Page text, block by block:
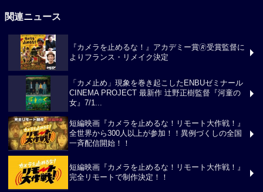
関連ニュース
『カメラを止めるな！』アカデミー賞🄬受賞監督に
よりフランス・リメイク決定
「カメ止め」現象を巻き起こしたENBUゼミナール
CINEMA PROJECT 最新作 辻野正樹監督『河童の
女』7/1...
短編映画『カメラを止めるな！リモート大作戦！』
全世界から300人以上が参加！！異例づくしの全国
一斉配信開始！！
短編映画『カメラを止めるな！リモート大作戦！』
完全リモートで制作決定！！